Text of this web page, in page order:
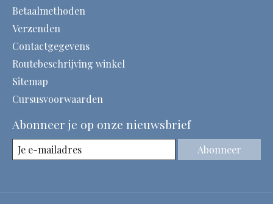
Betaalmethoden
Verzenden
Contactgegevens
Routebeschrijving winkel
Sitemap
Cursusvoorwaarden
Abonneer je op onze nieuwsbrief
Abonneer